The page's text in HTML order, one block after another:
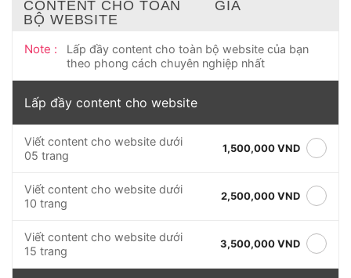
CONTENT CHO TOÀN
BỘ WEBSITE
GIÁ
Note :
Lấp đầy content cho toàn bộ website của bạn
theo phong cách chuyên nghiệp nhất
Lấp đầy content cho website
Viết content cho website dưới
05 trang
1,500,000 VND
Viết content cho website dưới
10 trang
2,500,000 VND
Viết content cho website dưới
15 trang
3,500,000 VND